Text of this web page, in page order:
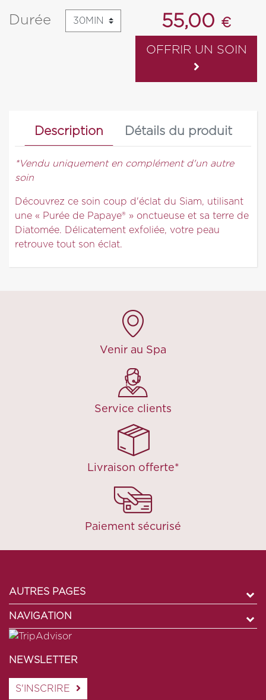
Durée 55,00 €
OFFRIR UN SOIN
Description Détails du produit
*Vendu uniquement en complément d'un autre
soin
Découvrez ce soin coup d'éclat du Siam, utilisant
une « Purée de Papaye® » onctueuse et sa terre de
Diatomée. Délicatement exfoliée, votre peau
retrouve tout son éclat.
Venir au Spa
Service clients
Livraison offerte*
Paiement sécurisé
AUTRES PAGES
NAVIGATION
NEWSLETTER
S'INSCRIRE